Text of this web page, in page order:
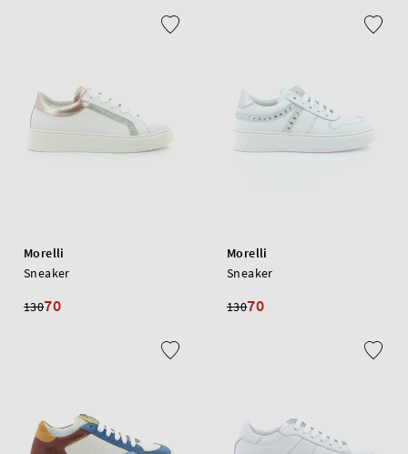
Morelli
Sneaker
13070
Morelli
Sneaker
13070